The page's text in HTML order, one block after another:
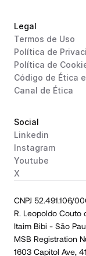
Legal
Termos de Uso
Política de
Política de
Código de Ética
Canal de Ética
Social
Linkedin
Instagram
Youtube
X
CNPJ 52.491.106/
R. Leopoldo Couto
Itaim Bibi - São
MSB Registration
1603 Capitol Ave,